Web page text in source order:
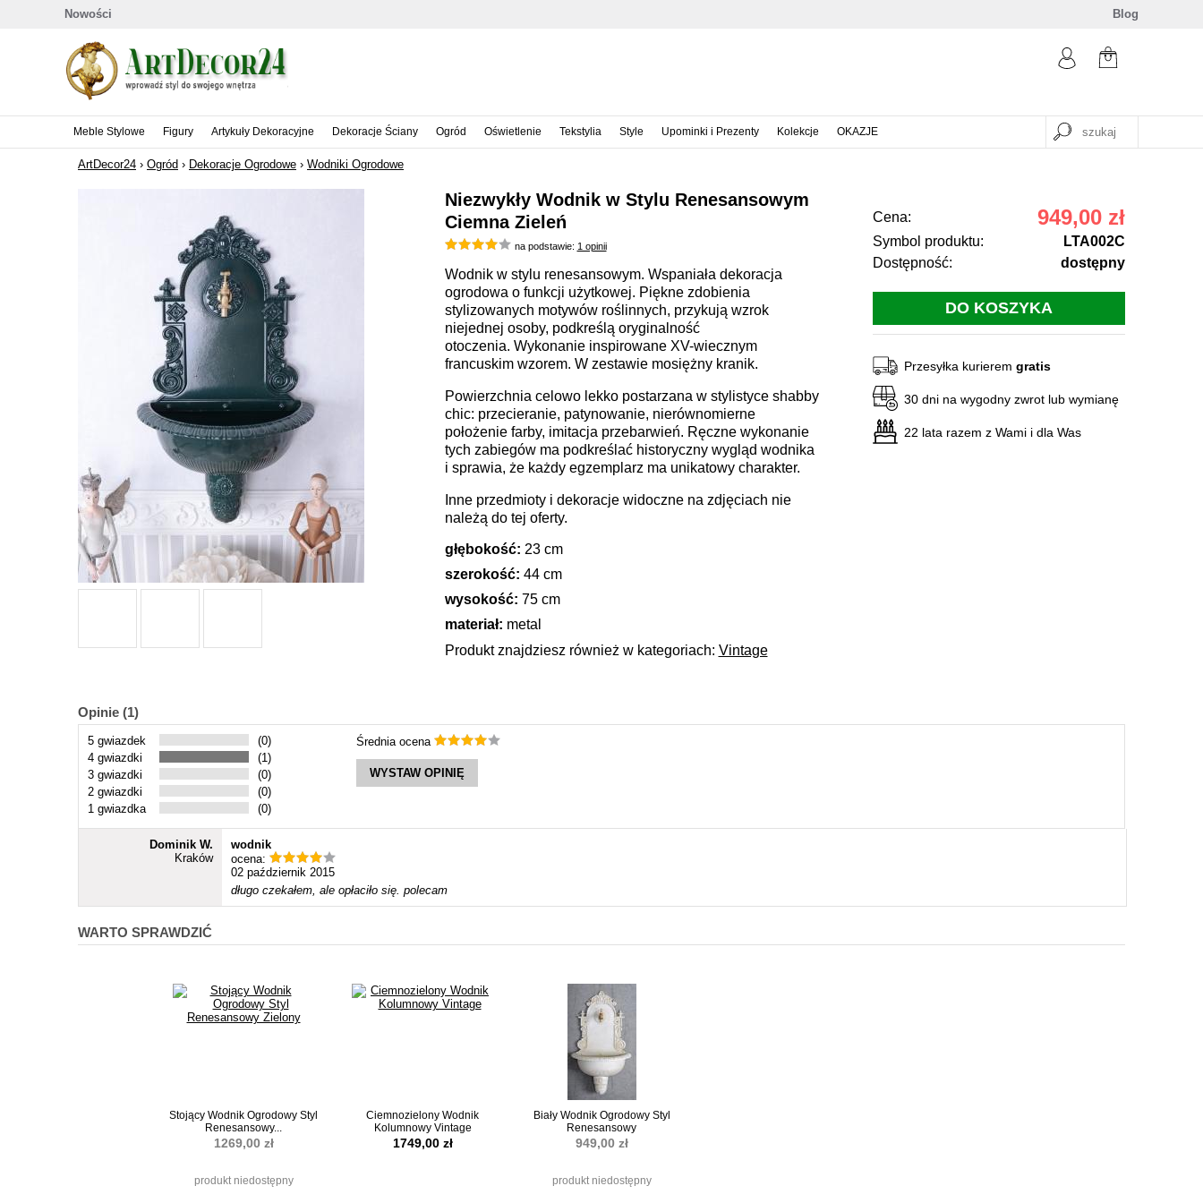
Nowości Blog
Meble Stylowe Figury Artykuły Dekoracyjne Dekoracje Ściany Ogród Oświetlenie Tekstylia Style Upominki i Prezenty Kolekcje OKAZJE
ArtDecor24 › Ogród › Dekoracje Ogrodowe › Wodniki Ogrodowe
Niezwykły Wodnik w Stylu Renesansowym
Ciemna Zieleń
na podstawie: 1 opinii
Wodnik w stylu renesansowym. Wspaniała dekoracja
ogrodowa o funkcji użytkowej. Piękne zdobienia
stylizowanych motywów roślinnych, przykują wzrok
niejednej osoby, podkreślą oryginalność
otoczenia. Wykonanie inspirowane XV-wiecznym
francuskim wzorem. W zestawie mosiężny kranik.
Powierzchnia celowo lekko postarzana w stylistyce shabby
chic: przecieranie, patynowanie, nierównomierne
położenie farby, imitacja przebarwień. Ręczne wykonanie
tych zabiegów ma podkreślać historyczny wygląd wodnika
i sprawia, że każdy egzemplarz ma unikatowy charakter.
Inne przedmioty i dekoracje widoczne na zdjęciach nie
należą do tej oferty.
głębokość: 23 cm
szerokość: 44 cm
wysokość: 75 cm
materiał: metal
Produkt znajdziesz również w kategoriach: Vintage
Cena: 949,00 zł
Symbol produktu:
LTA002C
Dostępność:
dostępny
Przesyłka kurierem gratis
30 dni na wygodny zwrot lub wymianę
22 lata razem z Wami i dla Was
Opinie (1)
5 gwiazdek
(0)
4 gwiazdki
(1)
3 gwiazdki
(0)
2 gwiazdki
(0)
1 gwiazdka
(0)
Średnia ocena
WYSTAW OPINIĘ
Dominik W.
Kraków
wodnik
ocena:
02 październik 2015
długo czekałem, ale opłaciło się. polecam
WARTO SPRAWDZIĆ
Stojący Wodnik Ogrodowy Styl
Renesansowy...
1269,00 zł
produkt niedostępny
Ciemnozielony Wodnik
Kolumnowy Vintage
1749,00 zł
Biały Wodnik Ogrodowy Styl
Renesansowy
949,00 zł
produkt niedostępny